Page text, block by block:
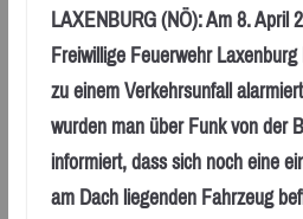
LAXENBURG (NÖ): Am 8. April
Freiwillige Feuerwehr
zu einem Verkehrsunfall
wurden man über Funk von der
informiert, dass sich noch eine
am Dach liegenden Fahrzeug